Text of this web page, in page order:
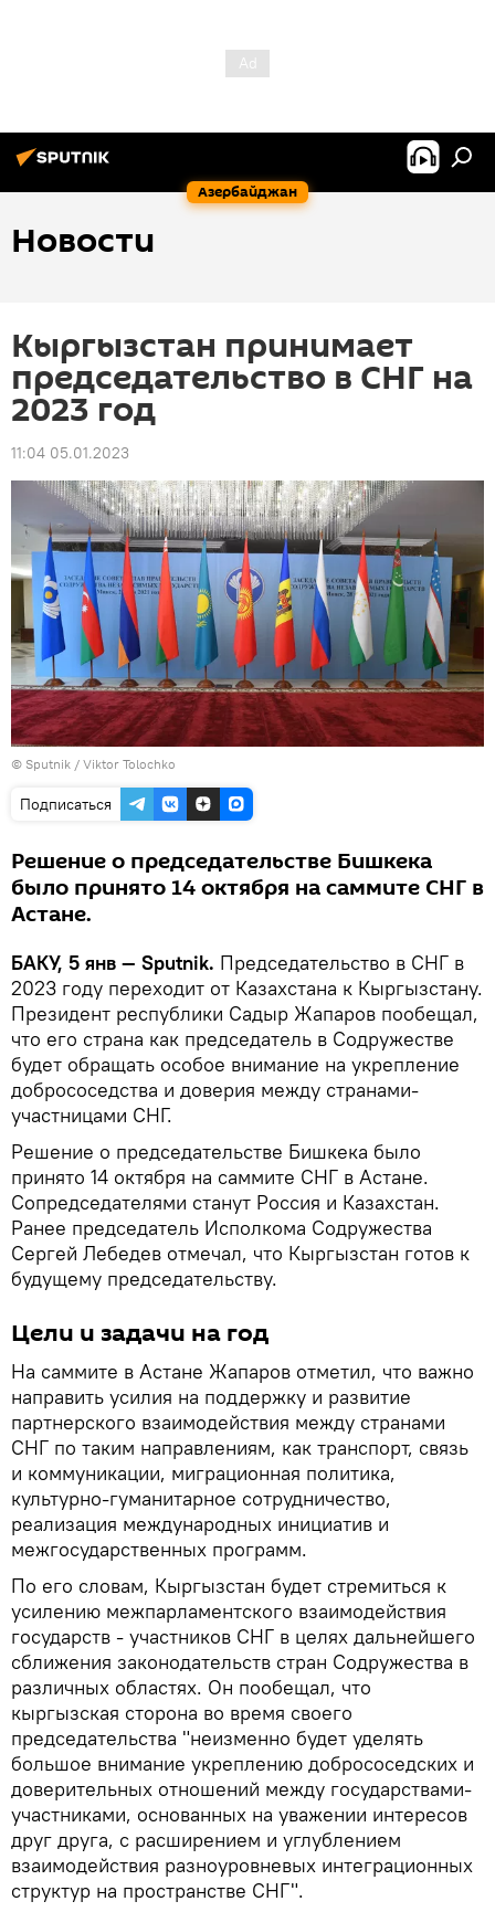
Азербайджан
Новости
Кыргызстан принимает
председательство в СНГ на
2023 год
11:04 05.01.2023
© Sputnik / Viktor Tolochko
Подписаться
Решение о председательстве Бишкека
было принято 14 октября на саммите СНГ в
Астане.
БАКУ, 5 янв — Sputnik. Председательство в СНГ в
2023 году переходит от Казахстана к Кыргызстану.
Президент республики Садыр Жапаров пообещал,
что его страна как председатель в Содружестве
будет обращать особое внимание на укрепление
добрососедства и доверия между странами-
участницами СНГ.
Решение о председательстве Бишкека было
принято 14 октября на саммите СНГ в Астане.
Сопредседателями станут Россия и Казахстан.
Ранее председатель Исполкома Содружества
Сергей Лебедев отмечал, что Кыргызстан готов к
будущему председательству.
Цели и задачи на год
На саммите в Астане Жапаров отметил, что важно
направить усилия на поддержку и развитие
партнерского взаимодействия между странами
СНГ по таким направлениям, как транспорт, связь
и коммуникации, миграционная политика,
культурно-гуманитарное сотрудничество,
реализация международных инициатив и
межгосударственных программ.
По его словам, Кыргызстан будет стремиться к
усилению межпарламентского взаимодействия
государств - участников СНГ в целях дальнейшего
сближения законодательств стран Содружества в
различных областях. Он пообещал, что
кыргызская сторона во время своего
председательства "неизменно будет уделять
большое внимание укреплению добрососедских и
доверительных отношений между государствами-
участниками, основанных на уважении интересов
друг друга, с расширением и углублением
взаимодействия разноуровневых интеграционных
структур на пространстве СНГ".